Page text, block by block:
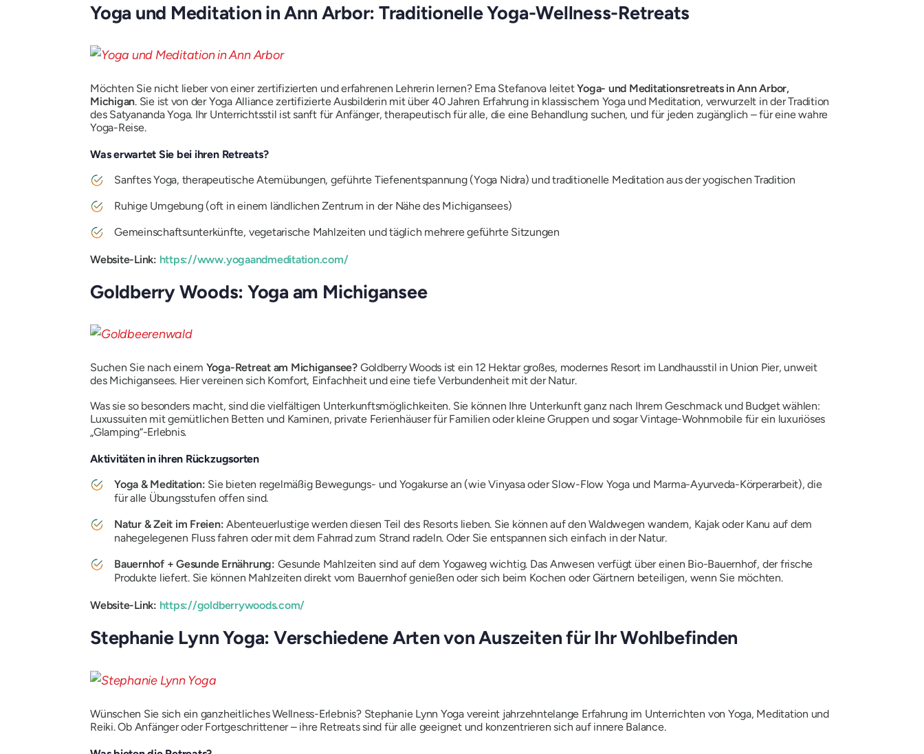
Yoga und Meditation in Ann Arbor: Traditionelle Yoga-Wellness-Retreats
Möchten Sie nicht lieber von einer zertifizierten und erfahrenen Lehrerin lernen? Ema Stefanova leitetYoga- und Meditationsretreats in Ann Arbor,
Michigan. Sie ist von der Yoga Alliance zertifizierte Ausbilderin mit über 40 Jahren Erfahrung in klassischem Yoga und Meditation, verwurzelt in der Tradition
des Satyananda Yoga. Ihr Unterrichtsstil ist sanft für Anfänger, therapeutisch für alle, die eine Behandlung suchen, und für jeden zugänglich – für eine wahre
Yoga-Reise.
Was erwartet Sie bei ihren Retreats?
Sanftes Yoga, therapeutische Atemübungen, geführte Tiefenentspannung (Yoga Nidra) und traditionelle Meditation aus der yogischen Tradition
Ruhige Umgebung (oft in einem ländlichen Zentrum in der Nähe des Michigansees)
Gemeinschaftsunterkünfte, vegetarische Mahlzeiten und täglich mehrere geführte Sitzungen
Website-Link: https://www.yogaandmeditation.com/
Goldberry Woods: Yoga am Michigansee
Suchen Sie nach einem Yoga-Retreat am Michigansee? Goldberry Woods ist ein 12 Hektar großes, modernes Resort im Landhausstil in Union Pier, unweit
des Michigansees. Hier vereinen sich Komfort, Einfachheit und eine tiefe Verbundenheit mit der Natur.
Was sie so besonders macht, sind die vielfältigen Unterkunftsmöglichkeiten. Sie können Ihre Unterkunft ganz nach Ihrem Geschmack und Budget wählen:
Luxussuiten mit gemütlichen Betten und Kaminen, private Ferienhäuser für Familien oder kleine Gruppen und sogar Vintage-Wohnmobile für ein luxuriöses
„Glamping“-Erlebnis.
Aktivitäten in ihren Rückzugsorten
Yoga & Meditation: Sie bieten regelmäßig Bewegungs- und Yogakurse an (wie Vinyasa oder Slow-Flow Yoga und Marma-Ayurveda-Körperarbeit), die
für alle Übungsstufen offen sind.
Natur & Zeit im Freien:Abenteuerlustige werden diesen Teil des Resorts lieben. Sie können auf den Waldwegen wandern, Kajak oder Kanu auf dem
nahegelegenen Fluss fahren oder mit dem Fahrrad zum Strand radeln. Oder Sie entspannen sich einfach in der Natur.
Bauernhof + Gesunde Ernährung: Gesunde Mahlzeiten sind auf dem Yogaweg wichtig. Das Anwesen verfügt über einen Bio-Bauernhof, der frische
Produkte liefert. Sie können Mahlzeiten direkt vom Bauernhof genießen oder sich beim Kochen oder Gärtnern beteiligen, wenn Sie möchten.
Website-Link: https://goldberrywoods.com/
Stephanie Lynn Yoga: Verschiedene Arten von Auszeiten für Ihr Wohlbefinden
Wünschen Sie sich ein ganzheitliches Wellness-Erlebnis? Stephanie Lynn Yoga vereint jahrzehntelange Erfahrung im Unterrichten von Yoga, Meditation und
Reiki. Ob Anfänger oder Fortgeschrittener – ihre Retreats sind für alle geeignet und konzentrieren sich auf innere Balance.